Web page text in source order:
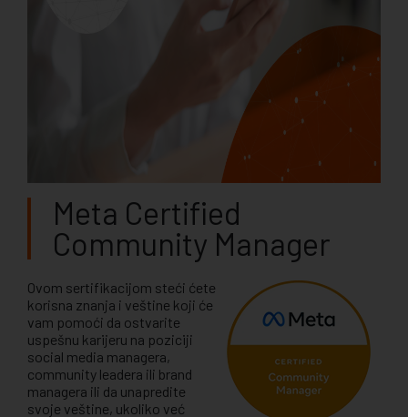
Meta Certified
Community Manager
Ovom sertifikacijom steći ćete
korisna znanja i veštine koji će
vam pomoći da ostvarite
uspešnu karijeru na poziciji
social media managera,
community leadera ili brand
managera ili da unapredite
svoje veštine, ukoliko već